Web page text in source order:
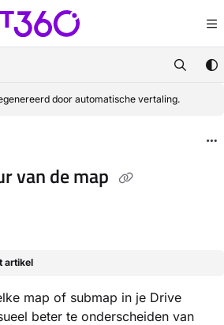
index at:https://docs.document360.com/
pages before exploring further.
door automatische vertaling.
van de map
artikel
map of submap in je Drive
beter te onderscheiden van